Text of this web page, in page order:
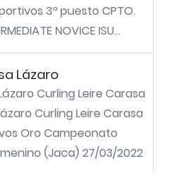
3º puesto CPTO.
NOVICE ISU...
Lázaro
Curling Leire Carasa
Curling Leire Carasa
Oro Campeonato
(Jaca) 27/03/2022